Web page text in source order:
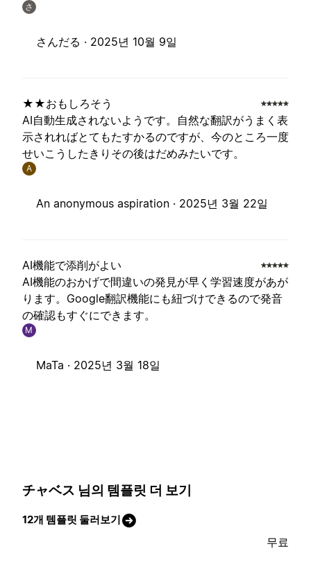
さ
さんだる · 2025년 10월 9일
★★おもしろそう
AI自動生成されないようです。自然な翻訳がうまく表
示されればとてもたすかるのですが、今のところ一度
せいこうしたきりその後はだめみたいです。
A
An anonymous aspiration · 2025년 3월 22일
AI機能で添削がよい
AI機能のおかげで間違いの発見が早く学習速度があが
ります。Google翻訳機能にも紐づけできるので発音
の確認もすぐにできます。
M
MaTa · 2025년 3월 18일
チャベス 님의 템플릿 더 보기
12개 템플릿 둘러보기
무료